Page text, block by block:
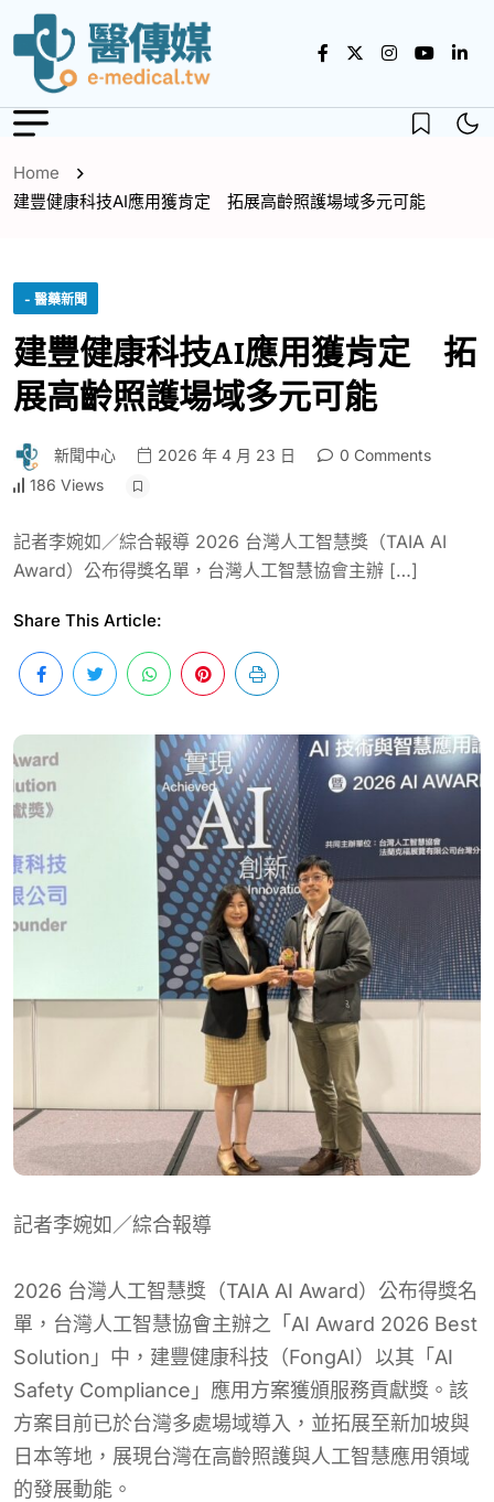
Home
建豐健康科技AI應用獲肯定 拓展高齡照護場域多元可能
- 醫藥新聞
建豐健康科技AI應用獲肯定 拓
展高齡照護場域多元可能
新聞中心 2026 年 4 月 23 日
0 Comments
186 Views
記者李婉如／綜合報導 2026 台灣人工智慧獎（TAIA AI
Award）公布得獎名單，台灣人工智慧協會主辦 […]
Share This Article:
記者李婉如／綜合報導
2026 台灣人工智慧獎（TAIA AI Award）公布得獎名
單，台灣人工智慧協會主辦之「AI Award 2026 Best
Solution」中，建豐健康科技（FongAI）以其「AI
Safety Compliance」應用方案獲頒服務貢獻獎。該
方案目前已於台灣多處場域導入，並拓展至新加坡與
日本等地，展現台灣在高齡照護與人工智慧應用領域
的發展動能。